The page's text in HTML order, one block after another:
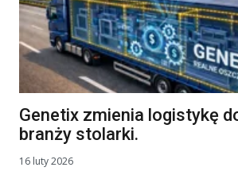
Genetix zmienia logistykę
branży stolarki.
16 luty 2026